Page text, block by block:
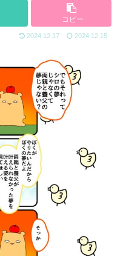
コピー
2024.12.17 2024.12.15